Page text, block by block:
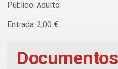
Público: Adulto.
Entrada: 2,00 €.
Documentos